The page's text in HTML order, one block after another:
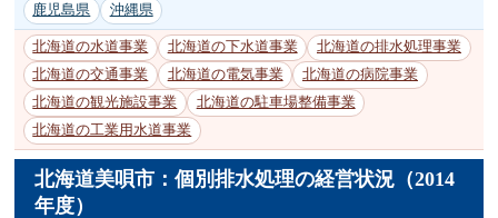
鹿児島県
沖縄県
北海道の水道事業 北海道の下水道事業
北海道の排水処理事業
北海道の交通事業
北海道の電気事業
北海道の病院事業
北海道の観光施設事業
北海道の駐車場整備事業
北海道の工業用水道事業
北海道美唄市：個別排水処理の経営状況（2014
年度）